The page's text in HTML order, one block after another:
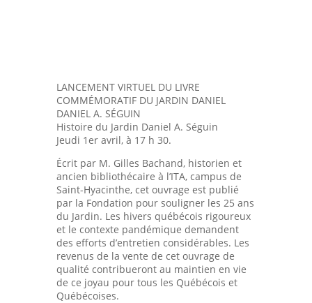
LANCEMENT VIRTUEL DU LIVRE
COMMÉMORATIF DU JARDIN DANIEL
DANIEL A. SÉGUIN
Histoire du Jardin Daniel A. Séguin
Jeudi 1er avril, à 17 h 30.
Écrit par M. Gilles Bachand, historien et
ancien bibliothécaire à l’ITA, campus de
Saint-Hyacinthe, cet ouvrage est publié
par la Fondation pour souligner les 25 ans
du Jardin. Les hivers québécois rigoureux
et le contexte pandémique demandent
des efforts d’entretien considérables. Les
revenus de la vente de cet ouvrage de
qualité contribueront au maintien en vie
de ce joyau pour tous les Québécois et
Québécoises.